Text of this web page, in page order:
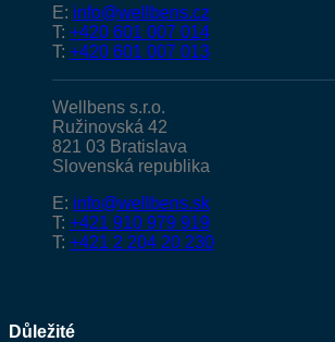
E: info@wellbens.cz
T: +420 601 007 014
T: +420 601 007 013
Wellbens s.r.o.
Ružinovská 42
821 03 Bratislava
Slovenská republika
E: info@wellbens.sk
T: +421 910 979 919
T: +421 2 204 20 230
Důležité